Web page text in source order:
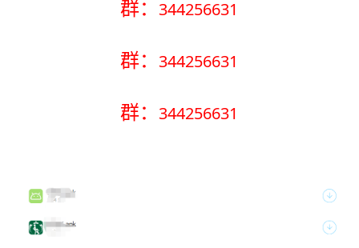
群：344256631
群：344256631
群：344256631